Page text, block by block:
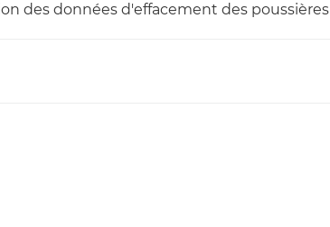
des données d'effacement des poussières